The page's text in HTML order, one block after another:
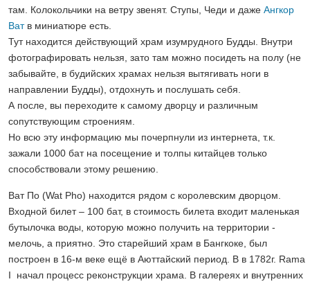
там. Колокольчики на ветру звенят. Ступы, Чеди и даже Ангкор
Ватв миниатюре есть.
Тут находится действующий храм изумрудного Будды. Внутри
фотографировать нельзя, зато там можно посидеть на полу (не
забывайте, в будийских храмах нельзя вытягивать ноги в
направлении Будды), отдохнуть и послушать себя.
А после, вы переходите к самому дворцу и различным
сопутствующим строениям.
Но всю эту информацию мы почерпнули из интернета, т.к.
зажали 1000 бат на посещение и толпы китайцев только
способствовали этому решению.
Ват По (Wat Pho) находится рядом с королевским дворцом.
Входной билет – 100 бат, в стоимость билета входит маленькая
бутылочка воды, которую можно получить на территории -
мелочь, а приятно. Это старейший храм в Бангкоке, был
построен в 16-м веке ещё в Аюттайский период. В в 1782г. Rama
I начал процесс реконструкции храма. В галереях и внутренних